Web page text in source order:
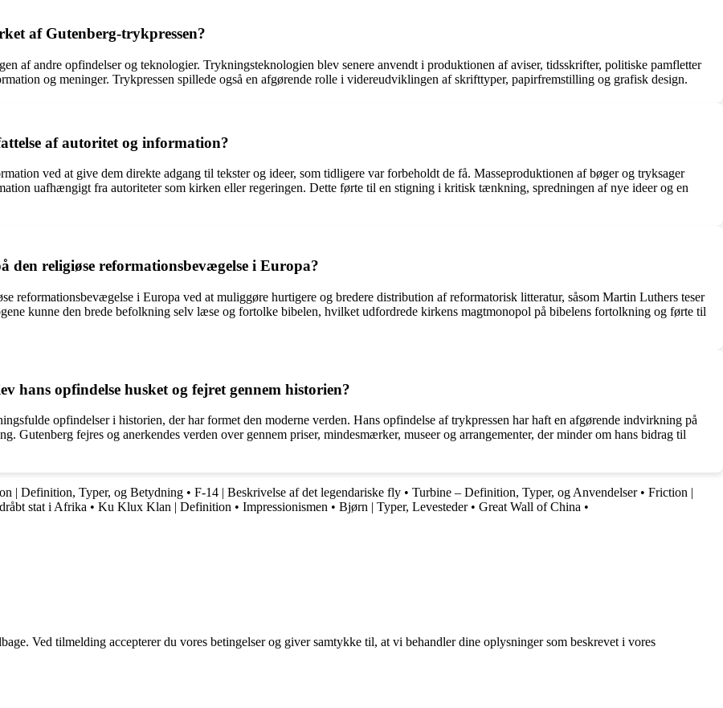
af Gutenberg-trykpressen?
af andre opfindelser og teknologier. Trykningsteknologien blev senere anvendt i produktionen af aviser, tidsskrifter, politiske pamfletter
og meninger. Trykpressen spillede også en afgørende rolle i videreudviklingen af skrifttyper, papirfremstilling og grafisk design.
af autoritet og information?
ved at give dem direkte adgang til tekster og ideer, som tidligere var forbeholdt de få. Masseproduktionen af bøger og tryksager
uafhængigt fra autoriteter som kirken eller regeringen. Dette førte til en stigning i kritisk tænkning, spredningen af nye ideer og en
den religiøse reformationsbevægelse i Europa?
reformationsbevægelse i Europa ved at muliggøre hurtigere og bredere distribution af reformatorisk litteratur, såsom Martin Luthers teser
kunne den brede befolkning selv læse og fortolke bibelen, hvilket udfordrede kirkens magtmonopol på bibelens fortolkning og førte til
hans opfindelse husket og fejret gennem historien?
opfindelser i historien, der har formet den moderne verden. Hans opfindelse af trykpressen har haft en afgørende indvirkning på
Gutenberg fejres og anerkendes verden over gennem priser, mindesmærker, museer og arrangementer, der minder om hans bidrag til
| Definition, Typer, og Betydning • F-14 | Beskrivelse af det legendariske fly • Turbine – Definition, Typer, og Anvendelser• Friction |
stat i Afrika • Ku Klux Klan | Definition • Impressionismen • Bjørn | Typer, Levesteder• Great Wall of China •
Ved tilmelding accepterer du vores betingelser og giver samtykke til, at vi behandler dine oplysninger som beskrevet i vores